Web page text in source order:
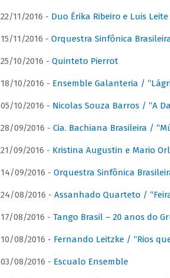
22/11/2016 - Duo Érika Ribeiro e Luis
15/11/2016 - Orquestra Sinfônica
25/10/2016 - Quinteto Pierrot
18/10/2016 - Ensemble Galanteria /
05/10/2016 - Nicolas Souza Barros / “A
28/09/2016 - Cia. Bachiana Brasileira /
21/09/2016 - Kristina Augustin e Mario
14/09/2016 - Orquestra Sinfônica
24/08/2016 - Assanhado Quarteto /
17/08/2016 - Tango Brasil – 20 anos do
10/08/2016 - Fernando Leitzke / “Rios
03/08/2016 - Escualo Ensemble